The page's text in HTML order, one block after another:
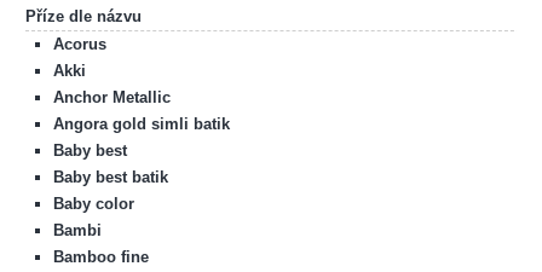
Příze dle názvu
Acorus
Akki
Anchor Metallic
Angora gold simli batik
Baby best
Baby best batik
Baby color
Bambi
Bamboo fine